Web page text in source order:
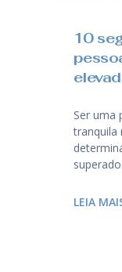
10
Ser uma
tranquila
LEIA